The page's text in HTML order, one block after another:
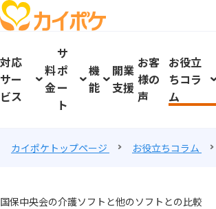
対応
サー
ビス
料
金
サ
ポ
ー
ト
機
能
開業
支援
お客
様の
声
お役立
ちコラ
ム
カイポケトップページ お役立ちコラム
国保中央会の介護ソフトと他のソフトとの比較